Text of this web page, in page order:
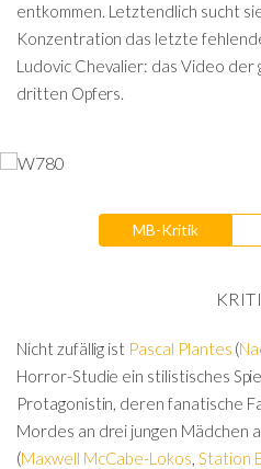
entkommen. Letztendlich sucht
Konzentration das letzte
Ludovic Chevalier: das Video der
dritten Opfers.
MB-Kritik
Nicht zufällig ist Pascal Plantes (
Horror-Studie ein stilistisches
Protagonistin, deren fanatische
Mordes an drei jungen Mädchen
(Maxwell McCabe-Lokos Station